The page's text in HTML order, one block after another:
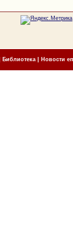
Библиотека Новости